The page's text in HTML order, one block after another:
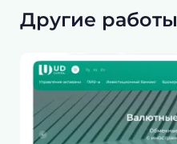
Другие работы